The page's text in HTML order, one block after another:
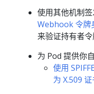
使用其他机制
Webhook 令牌
来验证持有者令
为 Pod 提供你
使用
为 X.509